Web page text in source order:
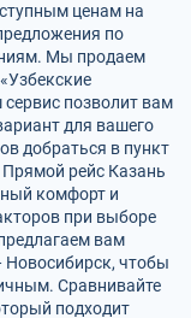
ценам на
по
Мы продаем
позволит вам
для вашего
добраться в пункт
Прямой рейс Казань
комфорт и
при выборе
вам
чтобы
Сравнивайте
подходит